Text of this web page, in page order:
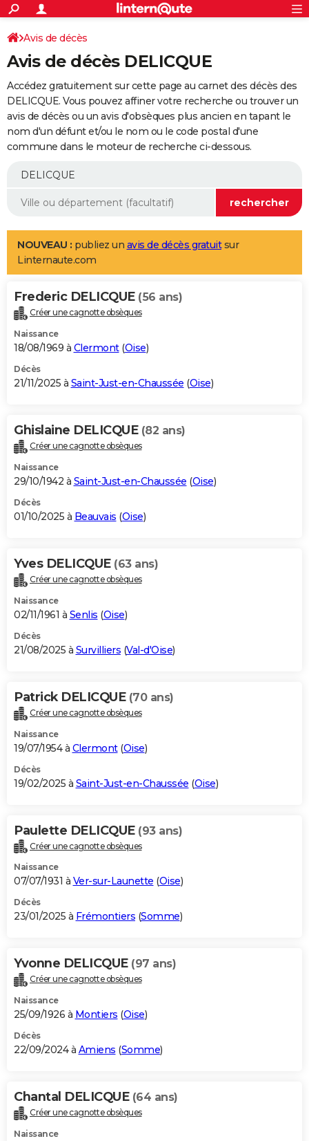
ACTUALITÉS
Politique
Société
Faits Divers
Education
Monde
Villes
+
SPORT
Coupe du monde 2026
Football
Tennis
Cyclisme
Rugby
Forum
Programme TV
TNT
Streaming
Cinéma
Sorties cinéma
Musique
+
FINANCE
Retraite
Epargne
Immobilier
Risques naturels par ville
Banque
Assurance
AUTO
Essais
Réserver un essai
Citadines
Berlines
SUV
Forum auto
+
Mobiles
Meilleur smartphone
Internet
Ordinateurs
Jeux vidéo
Guide high-tech
Aménagement intérieur
LIFESTYLE
Art de vivre
Bien-être
Loisirs
Mode
Modes de vie
Alimentation
Guide de la santé
Maladies
Médicaments
Sommeil
VOYAGE
Destinations
City break
Voyage nature
Voyage de noces
Forum
Climat
+PHOTO
GUIDES D'ACHAT
BONS PLANS
Carte de Noël
Carte Bonne année
Carte Saint-Valentin
Carte Pâques
Carte d'anniversaire
DICTIONNAIRE
Dictionnaire
Biographies
Citations
Expressions
Proverbes
PROGRAMME TV
S'inscrire
Se connecter
Lycées
Collèges
Primaires
Universités
Entreprises
Service militaire
Avis de recherche
AVIS DE DÉCÈS
Bricolage
Lifestyle
Culture
Sport
Auto
Television
Voyage
Cinema
Avis de décès
Avis de décès DELICQUE
Accédez gratuitement sur cette page au carnet des décès des
DELICQUE. Vous pouvez affiner votre recherche ou trouver un
avis de décès ou un avis d'obsèques plus ancien en tapant le
nom d'un défunt et/ou le nom ou le code postal d'une
commune dans le moteur de recherche ci-dessous.
NOUVEAU : publiez un avis de décès gratuitsur
Linternaute.com
Frederic DELICQUE (56 ans)
Créer une cagnotte obsèques
Naissance
18/08/1969 à Clermont(Oise)
Décès
21/11/2025 à Saint-Just-en-Chaussée (Oise)
Ghislaine DELICQUE (82 ans)
Créer une cagnotte obsèques
Naissance
29/10/1942 à Saint-Just-en-Chaussée (Oise)
Décès
01/10/2025 à Beauvais (Oise)
Yves DELICQUE (63 ans)
Créer une cagnotte obsèques
Naissance
02/11/1961 à Senlis (Oise)
Décès
21/08/2025 à Survilliers (Val-d'Oise)
Patrick DELICQUE (70 ans)
Créer une cagnotte obsèques
Naissance
19/07/1954 à Clermont(Oise)
Décès
19/02/2025 à Saint-Just-en-Chaussée (Oise)
Paulette DELICQUE (93 ans)
Créer une cagnotte obsèques
Naissance
07/07/1931 à Ver-sur-Launette (Oise)
Décès
23/01/2025 à Frémontiers (Somme)
Yvonne DELICQUE (97 ans)
Créer une cagnotte obsèques
Naissance
25/09/1926 à Montiers (Oise)
Décès
22/09/2024 à Amiens (Somme)
Chantal DELICQUE (64 ans)
Créer une cagnotte obsèques
Naissance